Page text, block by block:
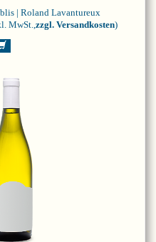
| Roland Lavantureux
MwSt., zzgl. Versandkosten)